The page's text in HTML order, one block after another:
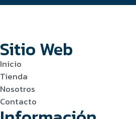
Sitio Web
Inicio
Tienda
Nosotros
Contacto